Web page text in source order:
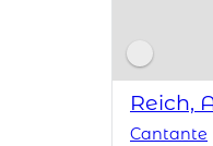
Reich,
Cantante